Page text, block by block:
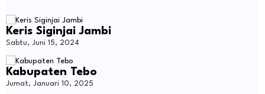
Keris Siginjai Jambi
Sabtu, Juni 15, 2024
Kabupaten Tebo
Jumat, Januari 10, 2025